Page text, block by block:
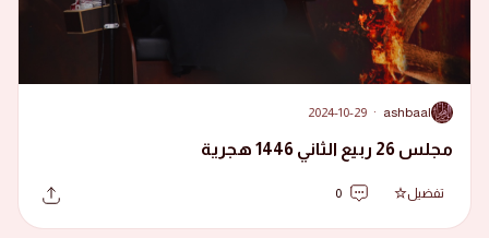
A
ashbaal
·
2024-10-29
مجلس 26 ربيع الثاني 1446 هجرية
تفضيل 0